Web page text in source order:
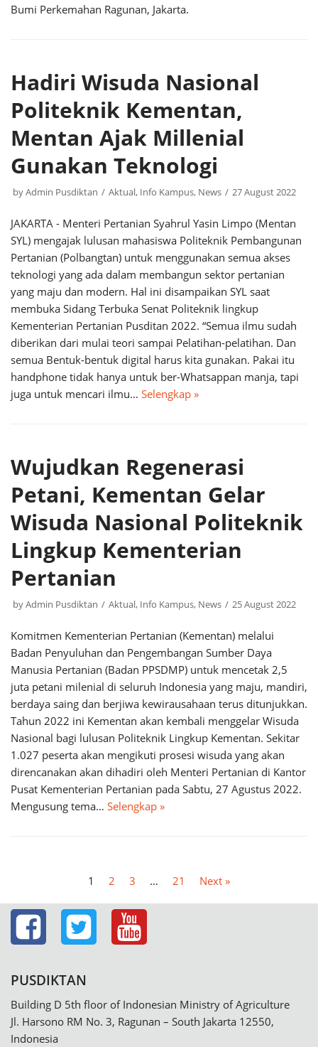
Bumi Perkemahan Ragunan, Jakarta.
Hadiri Wisuda Nasional
Politeknik Kementan,
Mentan Ajak Millenial
Gunakan Teknologi
byAdmin Pusdiktan Aktual, Info Kampus, News 27 August 2022
JAKARTA - Menteri Pertanian Syahrul Yasin Limpo (Mentan
SYL) mengajak lulusan mahasiswa Politeknik Pembangunan
Pertanian (Polbangtan) untuk menggunakan semua akses
teknologi yang ada dalam membangun sektor pertanian
yang maju dan modern. Hal ini disampaikan SYL saat
membuka Sidang Terbuka Senat Politeknik lingkup
Kementerian Pertanian Pusditan 2022. “Semua ilmu sudah
diberikan dari mulai teori sampai Pelatihan-pelatihan. Dan
semua Bentuk-bentuk digital harus kita gunakan. Pakai itu
handphone tidak hanya untuk ber-Whatsappan manja, tapi
juga untuk mencari ilmu… Selengkap »
Wujudkan Regenerasi
Petani, Kementan Gelar
Wisuda Nasional Politeknik
Lingkup Kementerian
Pertanian
byAdmin Pusdiktan Aktual, Info Kampus, News 25 August 2022
Komitmen Kementerian Pertanian (Kementan) melalui
Badan Penyuluhan dan Pengembangan Sumber Daya
Manusia Pertanian (Badan PPSDMP) untuk mencetak 2,5
juta petani milenial di seluruh Indonesia yang maju, mandiri,
berdaya saing dan berjiwa kewirausahaan terus ditunjukkan.
Tahun 2022 ini Kementan akan kembali menggelar Wisuda
Nasional bagi lulusan Politeknik Lingkup Kementan. Sekitar
1.027 peserta akan mengikuti prosesi wisuda yang akan
direncanakan akan dihadiri oleh Menteri Pertanian di Kantor
Pusat Kementerian Pertanian pada Sabtu, 27 Agustus 2022.
Mengusung tema… Selengkap »
1 2 3 … 21 Next »
PUSDIKTAN
Building D 5th floor of Indonesian Ministry of Agriculture
Jl. Harsono RM No. 3, Ragunan – South Jakarta 12550,
Indonesia